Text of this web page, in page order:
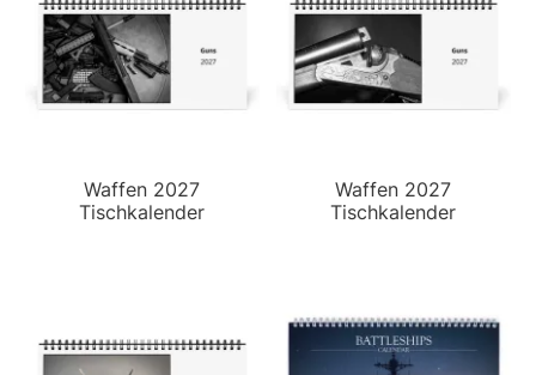
Waffen 2027
Tischkalender
Waffen 2027
Tischkalender